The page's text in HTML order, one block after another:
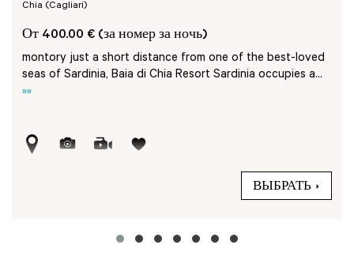
Chia (Cagliari)
От 400.00 € (за номер за ночь)
montory just a short distance from one of the best-loved
seas of Sardinia, Baia di Chia Resort Sardinia occupies a...
»»
ВЫБРАТЬ